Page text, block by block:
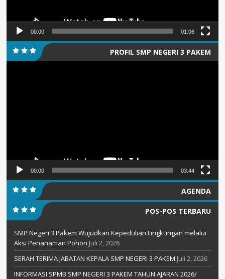
00:00 01:06
PROFIL SMP NEGERI 3 PAKEM
00:00 03:44
AGENDA
POS-POS TERBARU
SMP Negeri 3 Pakem Wujudkan Kepedulian Lingkungan melalui
Aksi Penanaman Pohon Juli 2, 2026
SERAH TERIMA JABATAN KEPALA SMP NEGERI 3 PAKEM Juli 2, 2026
INFORMASI SPMB SMP NEGERI 3 PAKEM TAHUN AJARAN 2026/